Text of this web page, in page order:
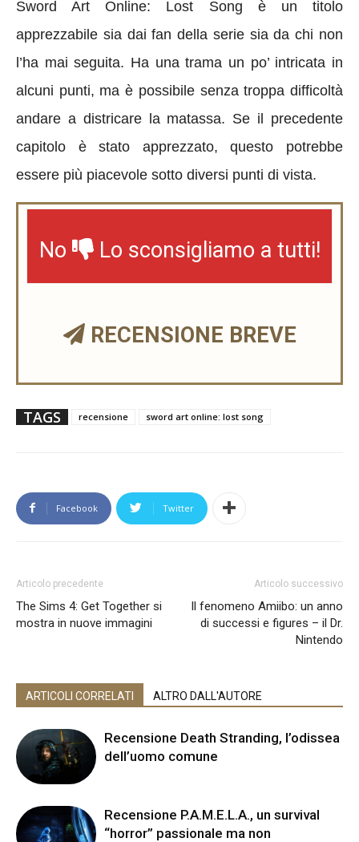
Sword Art Online: Lost Song è un titolo
apprezzabile sia dai fan della serie sia da chi non
l’ha mai seguita. Ha una trama un po’ intricata in
alcuni punti, ma è possibile senza troppa difficoltà
andare a districare la matassa. Se il precedente
capitolo è stato apprezzato, questo potrebbe
essere più piacevole sotto diversi punti di vista.
No Lo sconsigliamo a tutti!
RECENSIONE BREVE
TAGS recensione sword art online: lost song
Facebook Twitter
Articolo precedente
The Sims 4: Get Together si
mostra in nuove immagini
Articolo successivo
Il fenomeno Amiibo: un anno
di successi e figures – il Dr.
Nintendo
ARTICOLI CORRELATI ALTRO DALL'AUTORE
Recensione Death Stranding, l’odissea
dell’uomo comune
Recensione P.A.M.E.L.A., un survival
“horror” passionale ma non